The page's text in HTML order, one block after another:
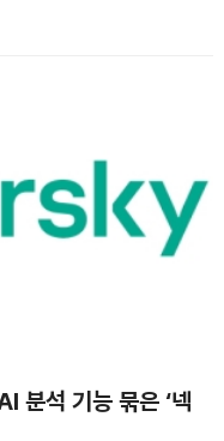
분석 기능 묶은 ‘넥